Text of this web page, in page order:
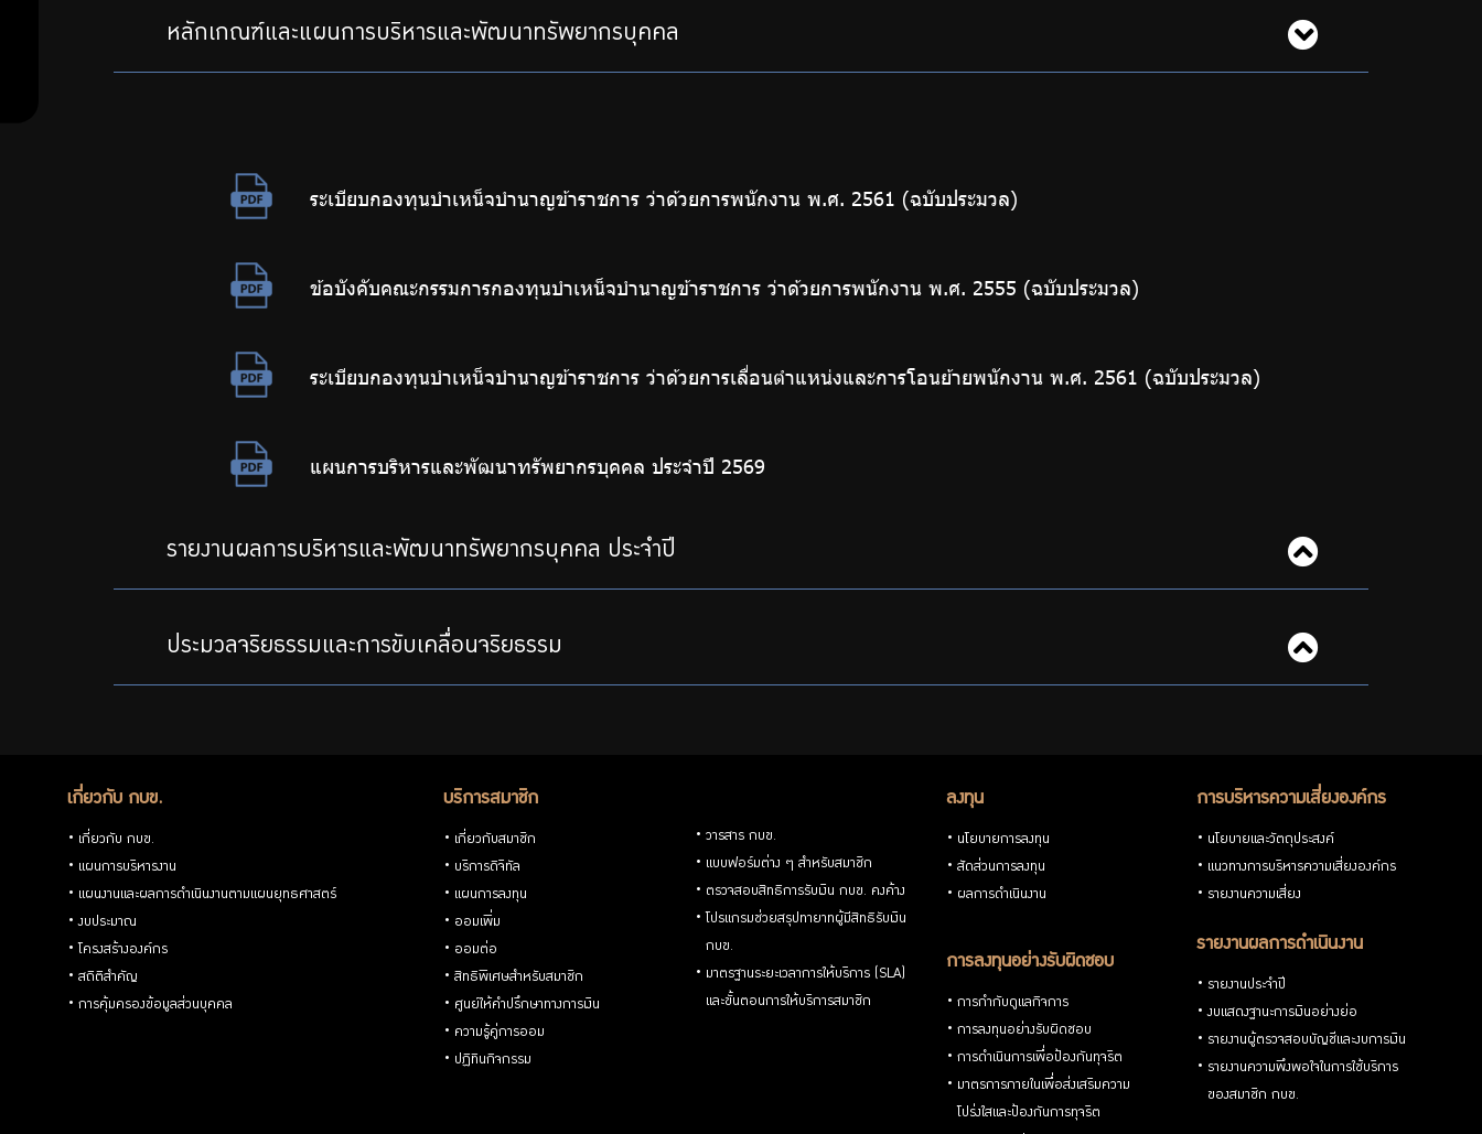
หลักเกณฑ์และแผนการบริหารและพัฒนาทรัพยากรบุคคล
ระเบียบกองทุนบำเหน็จบำนาญข้าราชการ ว่าด้วยการพนักงาน พ.ศ. 2561 (ฉบับประมวล)
ข้อบังคับคณะกรรมการกองทุนบำเหน็จบำนาญข้าราชการ ว่าด้วยการพนักงาน พ.ศ. 2555 (ฉบับประมวล)
ระเบียบกองทุนบำเหน็จบำนาญข้าราชการ ว่าด้วยการเลื่อนตำแหน่งและการโอนย้ายพนักงาน พ.ศ. 2561 (ฉบับประมวล)
แผนการบริหารและพัฒนาทรัพยากรบุคคล ประจำปี 2569
รายงานผลการบริหารและพัฒนาทรัพยากรบุคคล ประจำปี
ประมวลจริยธรรมและการขับเคลื่อนจริยธรรม
เกี่ยวกับ กบข.
เกี่ยวกับ กบข.
แผนการบริหารงาน
แผนงานและผลการดำเนินงานตามแผนยุทธศาสตร์
งบประมาณ
โครงสร้างองค์กร
สถิติสำคัญ
การคุ้มครองข้อมูลส่วนบุคคล
บริการสมาชิก
เกี่ยวกับสมาชิก
บริการดิจิทัล
แผนการลงทุน
ออมเพิ่ม
ออมต่อ
สิทธิพิเศษสำหรับสมาชิก
ศูนย์ให้คำปรึกษาทางการเงิน
ความรู้คู่การออม
ปฏิทินกิจกรรม
วารสาร กบข.
แบบฟอร์มต่าง ๆ สำหรับสมาชิก
ตรวจสอบสิทธิการรับเงิน กบข. คงค้าง
โปรแกรมช่วยสรุปทายาทผู้มีสิทธิรับเงิน
กบข.
มาตรฐานระยะเวลาการให้บริการ (SLA)
และขั้นตอนการให้บริการสมาชิก
ลงทุน
นโยบายการลงทุน
สัดส่วนการลงทุน
ผลการดำเนินงาน
การลงทุนอย่างรับผิดชอบ
การกำกับดูแลกิจการ
การลงทุนอย่างรับผิดชอบ
การดำเนินการเพื่อป้องกันทุจริต
มาตรการภายในเพื่อส่งเสริมความ
โปร่งใสและป้องกันการทุจริต
การบริหารความเสี่ยงองค์กร
นโยบายและวัตถุประสงค์
แนวทางการบริหารความเสี่ยงองค์กร
รายงานความเสี่ยง
รายงานผลการดำเนินงาน
รายงานประจำปี
งบแสดงฐานะการเงินอย่างย่อ
รายงานผู้ตรวจสอบบัญชีและงบการเงิน
รายงานความพึงพอใจในการใช้บริการ
ของสมาชิก กบข.